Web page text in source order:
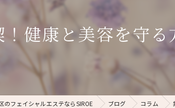
リフト
ほうれ
健康と美容を守る
のフェイシャルエステならSIROE ブログ コラム